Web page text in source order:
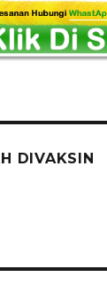
DIVAKSIN